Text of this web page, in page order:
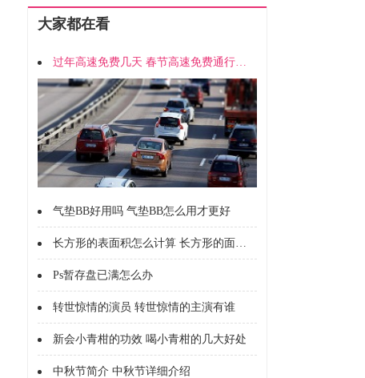
大家都在看
过年高速免费几天 春节高速免费通行时间
气垫BB好用吗 气垫BB怎么用才更好
长方形的表面积怎么计算 长方形的面积怎么计算的
Ps暂存盘已满怎么办
转世惊情的演员 转世惊情的主演有谁
新会小青柑的功效 喝小青柑的几大好处
中秋节简介 中秋节详细介绍